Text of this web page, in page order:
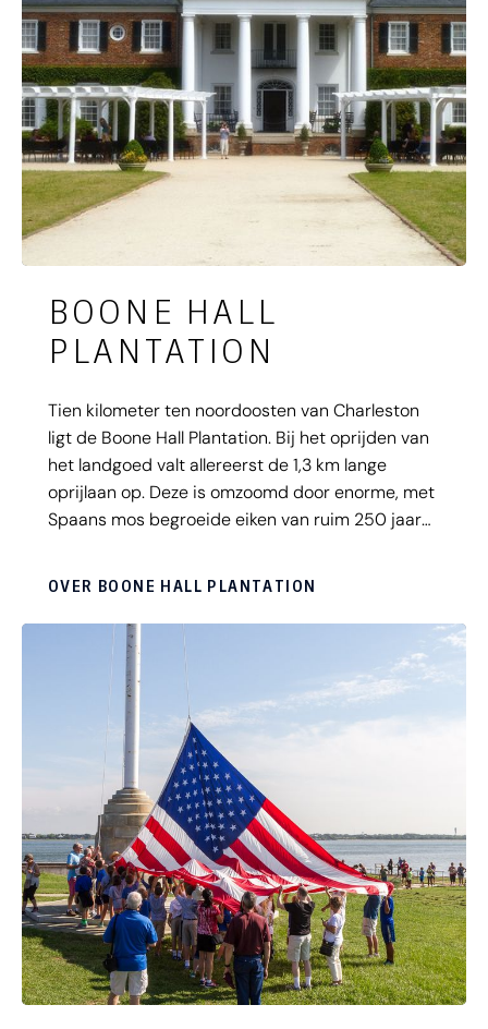
BOONE HALL
PLANTATION
Tien kilometer ten noordoosten van Charleston
ligt de Boone Hall Plantation. Bij het oprijden van
het landgoed valt allereerst de 1,3 km lange
oprijlaan op. Deze is omzoomd door enorme, met
Spaans mos begroeide eiken van ruim 250 jaar
een katoenplantage van 8.500 hecatare groot.
Het landgoed diende ook als filmlocatie voor
diverse films en series, waaronder The Notebook.
Deze mansion is opengesteld voor publiek,
evenals de slavenkwartieren en de 'cotton gin
house', waar een oude katoenontpittingsmachine
OVER BOONE HALL PLANTATION